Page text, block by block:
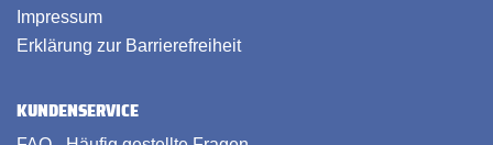
Impressum
Erklärung zur Barrierefreiheit
KUNDENSERVICE